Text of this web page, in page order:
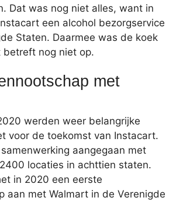
Dat was nog niet alles, want in
een alcohol bezorgservice
Staten. Daarmee was de koek
nog niet op.
met
werden weer belangrijke
voor de toekomst van Instacart.
aangegaan met
locaties in achttien staten.
in 2020 een eerste
aan met Walmart in de Verenigde